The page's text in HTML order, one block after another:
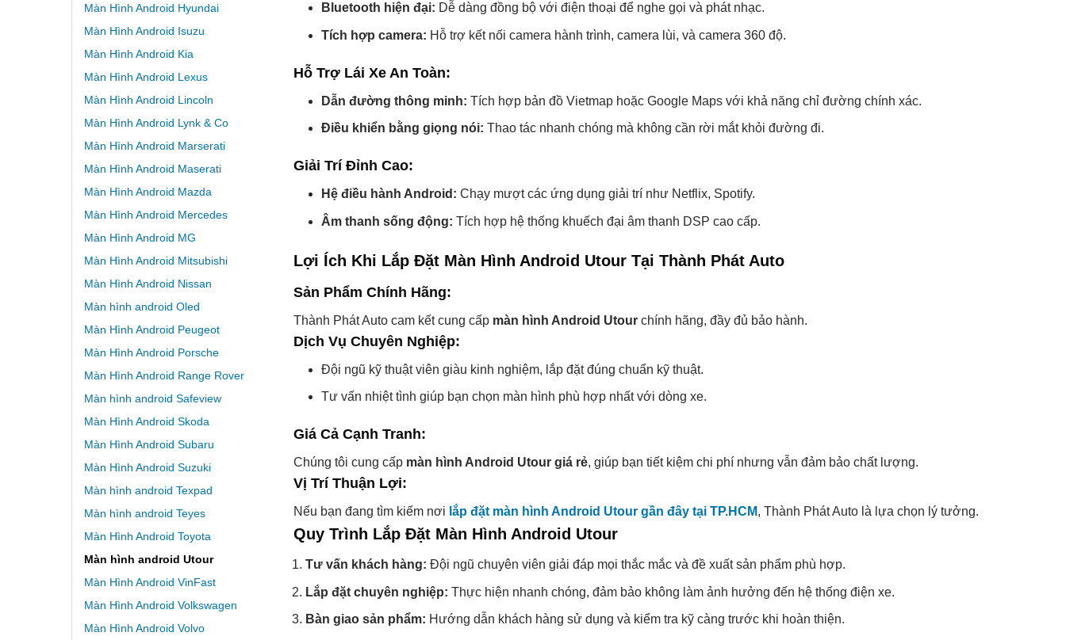
Màn Hình Android Hyundai
Màn Hình Android Isuzu
Màn Hình Android Kia
Màn Hình Android Lexus
Màn Hình Android Lincoln
Màn Hình Android Lynk & Co
Màn Hình Android Marserati
Màn Hình Android Maserati
Màn Hình Android Mazda
Màn Hình Android Mercedes
Màn Hình Android MG
Màn Hình Android Mitsubishi
Màn Hình Android Nissan
Màn hình android Oled
Màn Hình Android Peugeot
Màn Hình Android Porsche
Màn Hình Android Range Rover
Màn hình android Safeview
Màn Hình Android Skoda
Màn Hình Android Subaru
Màn Hình Android Suzuki
Màn hình android Texpad
Màn hình android Teyes
Màn Hình Android Toyota
Màn hình android Utour
Màn Hình Android VinFast
Màn Hình Android Volkswagen
Màn Hình Android Volvo
Bluetooth hiện đại: Dễ dàng đồng bộ với điện thoại để nghe gọi và phát nhạc.
Tích hợp camera: Hỗ trợ kết nối camera hành trình, camera lùi, và camera 360 độ.
Hỗ Trợ Lái Xe An Toàn:
Dẫn đường thông minh: Tích hợp bản đồ Vietmap hoặc Google Maps với khả năng chỉ đường chính xác.
Điều khiển bằng giọng nói: Thao tác nhanh chóng mà không cần rời mắt khỏi đường đi.
Giải Trí Đỉnh Cao:
Hệ điều hành Android: Chạy mượt các ứng dụng giải trí như Netflix, Spotify.
Âm thanh sống động: Tích hợp hệ thống khuếch đại âm thanh DSP cao cấp.
Lợi Ích Khi Lắp Đặt Màn Hình Android Utour Tại Thành Phát Auto
Sản Phẩm Chính Hãng:
Thành Phát Auto cam kết cung cấp màn hình Android Utourchính hãng, đầy đủ bảo hành.
Dịch Vụ Chuyên Nghiệp:
Đội ngũ kỹ thuật viên giàu kinh nghiệm, lắp đặt đúng chuẩn kỹ thuật.
Tư vấn nhiệt tình giúp bạn chọn màn hình phù hợp nhất với dòng xe.
Giá Cả Cạnh Tranh:
Chúng tôi cung cấp màn hình Android Utour giá rẻ, giúp bạn tiết kiệm chi phí nhưng vẫn đảm bảo chất lượng.
Vị Trí Thuận Lợi:
Nếu bạn đang tìm kiếm nơi lắp đặt màn hình Android Utour gần đây tại TP.HCM, Thành Phát Auto là lựa chọn lý tưởng.
Quy Trình Lắp Đặt Màn Hình Android Utour
Tư vấn khách hàng: Đội ngũ chuyên viên giải đáp mọi thắc mắc và đề xuất sản phẩm phù hợp.
Lắp đặt chuyên nghiệp: Thực hiện nhanh chóng, đảm bảo không làm ảnh hưởng đến hệ thống điện xe.
Bàn giao sản phẩm: Hướng dẫn khách hàng sử dụng và kiểm tra kỹ càng trước khi hoàn thiện.